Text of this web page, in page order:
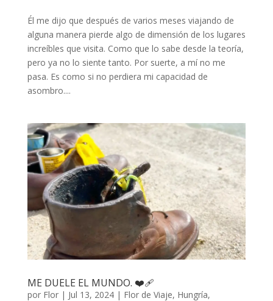
Él me dijo que después de varios meses viajando de
alguna manera pierde algo de dimensión de los lugares
increíbles que visita. Como que lo sabe desde la teoría,
pero ya no lo siente tanto. Por suerte, a mí no me
pasa. Es como si no perdiera mi capacidad de
asombro....
ME DUELE EL MUNDO. ❤️‍🩹
por Flor| Jul 13, 2024| Flor de Viaje, Hungría,